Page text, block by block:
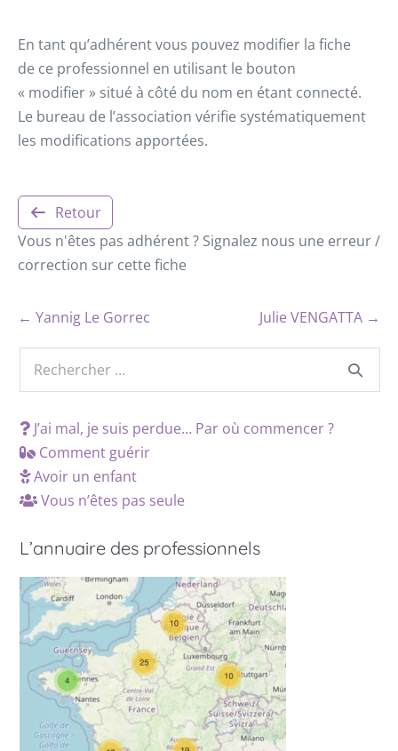
En tant qu’adhérent vous pouvez modifier la fiche
de ce professionnel en utilisant le bouton
« modifier » situé à côté du nom en étant connecté.
Le bureau de l’association vérifie systématiquement
les modifications apportées.
Retour
Vous n'êtes pas adhérent ? Signalez nous une erreur /
correction sur cette fiche
← Yannig Le Gorrec Julie VENGATTA →
J’ai mal, je suis perdue… Par où commencer ?
Comment guérir
Avoir un enfant
Vous n’êtes pas seule
L’annuaire des professionnels